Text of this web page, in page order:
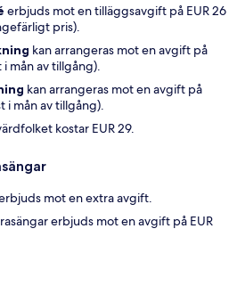
erbjuds mot en tilläggsavgift på EUR 26
pris).
kan arrangeras mot en avgift på
i mån av tillgång).
kan arrangeras mot en avgift på
i mån av tillgång).
kostar EUR 29.
mot en extra avgift.
erbjuds mot en avgift på EUR